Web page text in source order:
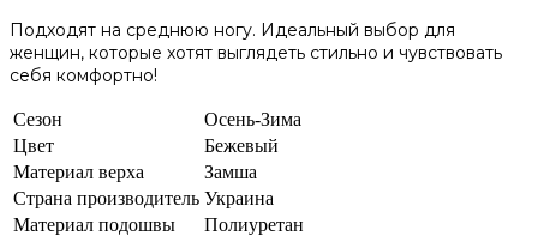
Подходят на среднюю ногу. Идеальный выбор для
женщин, которые хотят выглядеть стильно и чувствовать
себя комфортно!
Сезон
Осень-Зима
Цвет
Бежевый
Материал верха
Замша
Страна производитель Украина
Материал подошвы
Полиуретан